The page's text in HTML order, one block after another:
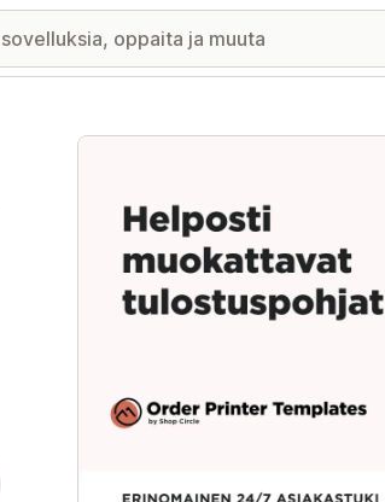
Esittelykuvagalleria